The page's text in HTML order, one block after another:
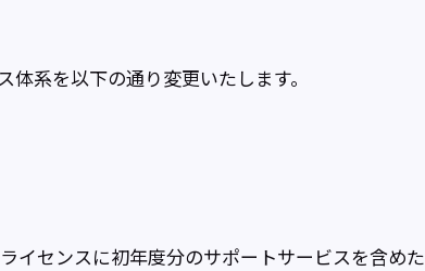
系を以下の通り変更いたします。
イセンスに初年度分のサポートサービスを含めた